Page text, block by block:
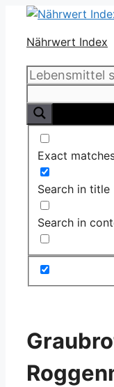
Zum
springen
Nährwert Index
Exact
Search in title
Search in